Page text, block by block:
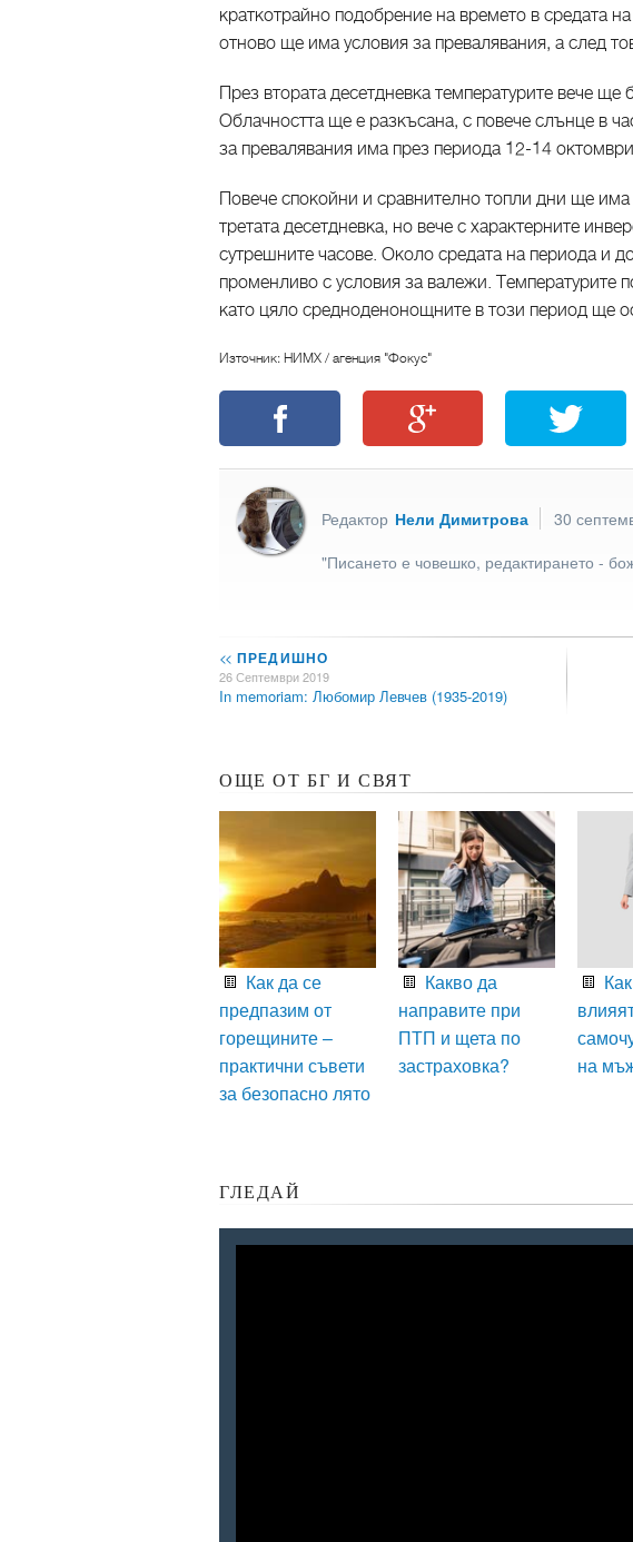
краткотрайно подобрение на времето в средата
отново ще има условия за превалявания, а след
През втората десетдневка температурите вече
Облачността ще е разкъсана, с повече слънце в
за превалявания има през периода 12-14
Повече спокойни и сравнително топли дни ще има
третата десетдневка, но вече с характерните
сутрешните часове. Около средата на периода и
променливо с условия за валежи. Температурите
като цяло средноденонощните в този период ще
Източник: НИМХ / агенция "Фокус"
Редактор Нели Димитрова
30
"Писането е човешко, редактирането -
<< ПРЕДИШНО
26 Септември 2019
In memoriam: Любомир Левчев (1935-2019)
ОЩЕ ОТ БГ И СВЯТ
Как да се
предпазим от
горещините –
практични съвети
за безопасно лято
Какво да
направите при
ПТП и щета по
застраховка?
на
ГЛЕДАЙ